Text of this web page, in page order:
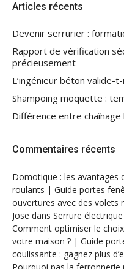
Articles récents
Devenir serrurier :
Rapport de vérification
précieusement
L’ingénieur béton valide-
Shampoing moquette :
Différence entre
Commentaires récents
Domotique : les avantages
roulants | Guide portes
ouvertures avec des volets
Jose dans Serrure
Comment optimiser le
votre maison ? | Guide
coulissante : gagnez plus